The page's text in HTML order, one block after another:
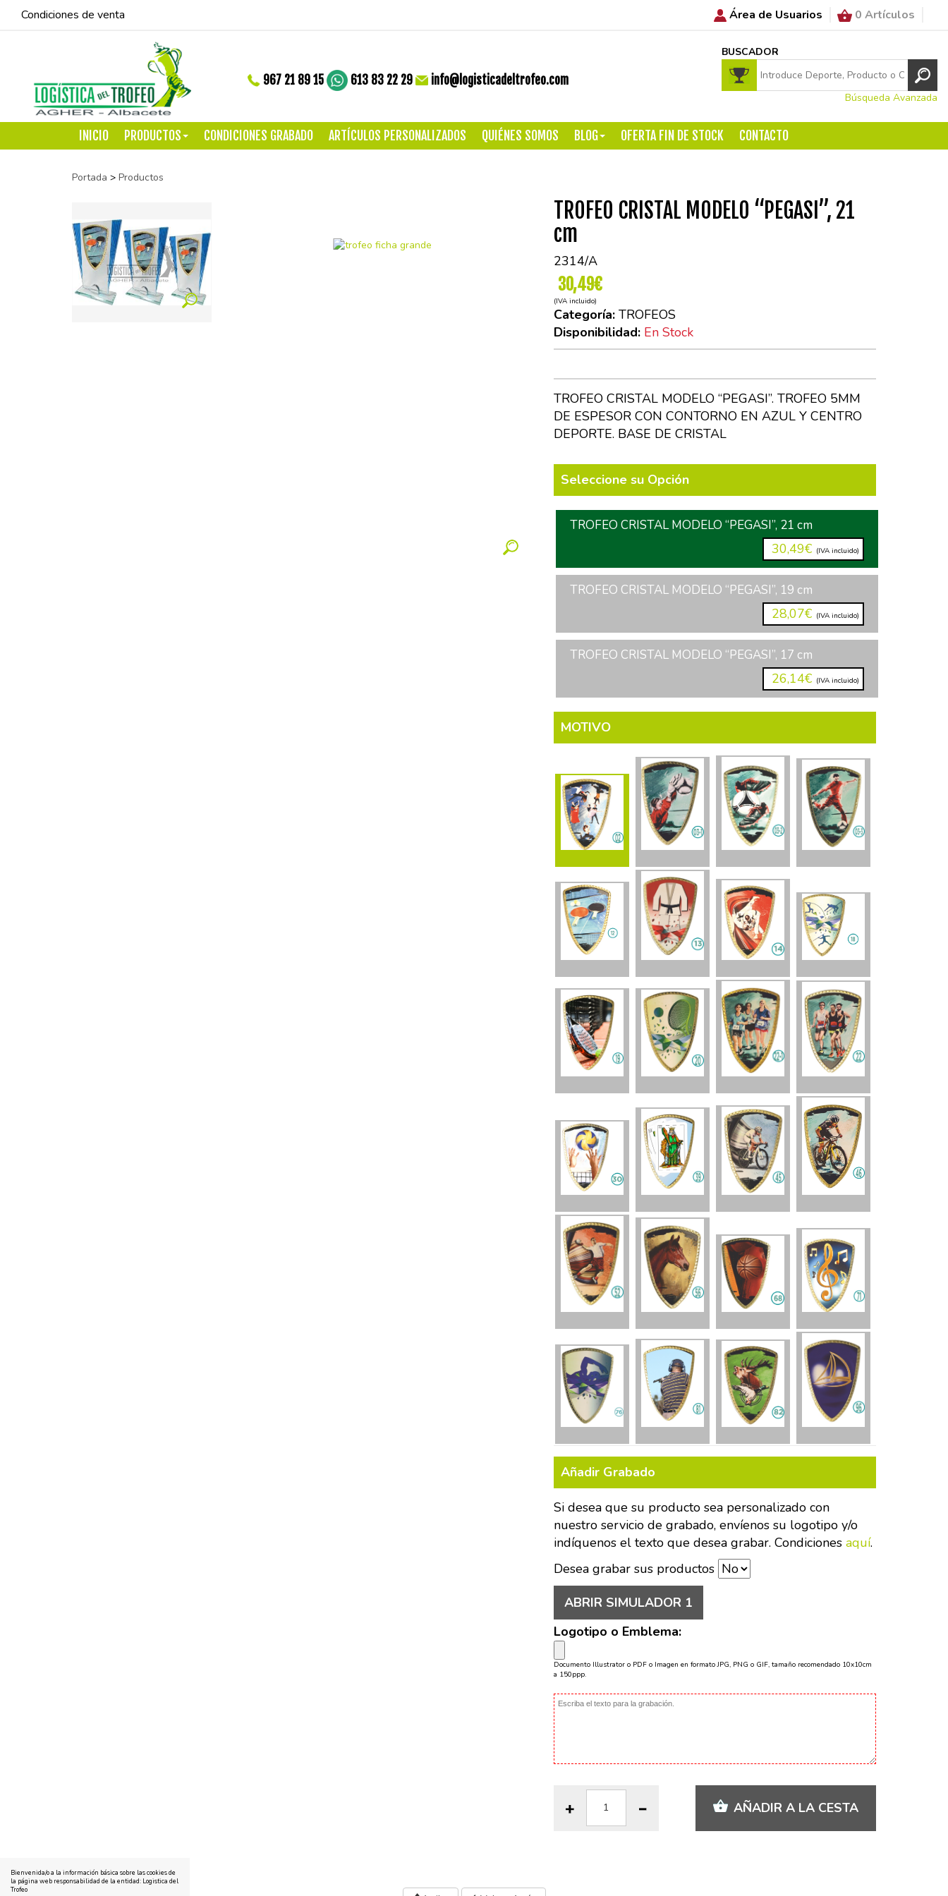
Condiciones de venta Área de Usuarios 0 Artículos
967 21 89 15 613 83 22 29 info@logisticadeltrofeo.com
BUSCADOR
Búsqueda Avanzada
INICIO PRODUCTOS CONDICIONES GRABADO ARTÍCULOS PERSONALIZADOS QUIÉNES SOMOS BLOG OFERTA FIN DE STOCK CONTACTO
Portada > Productos
TROFEO CRISTAL MODELO “PEGASI”, 21
cm
2314/A
30,49€
(IVA incluido)
Categoría: TROFEOS
Disponibilidad: En Stock
TROFEO CRISTAL MODELO “PEGASI”. TROFEO 5MM
DE ESPESOR CON CONTORNO EN AZUL Y CENTRO
DEPORTE. BASE DE CRISTAL
Seleccione su Opción
TROFEO CRISTAL MODELO “PEGASI”, 21 cm
30,49€ (IVA incluido)
TROFEO CRISTAL MODELO “PEGASI”, 19 cm
28,07€ (IVA incluido)
TROFEO CRISTAL MODELO “PEGASI”, 17 cm
26,14€ (IVA incluido)
MOTIVO
Añadir Grabado
Si desea que su producto sea personalizado con
nuestro servicio de grabado, envíenos su logotipo y/o
indíquenos el texto que desea grabar. Condiciones aquí.
Desea grabar sus productos
ABRIR SIMULADOR 1
Logotipo o Emblema:
Documento Illustrator o PDF o Imagen en formato JPG, PNG o GIF, tamaño recomendado 10x10cm
a 150ppp.
AÑADIR A LA CESTA
Bienvenida/o a la información básica sobre las cookies de
la página web responsabilidad de la entidad: Logistica del
Trofeo